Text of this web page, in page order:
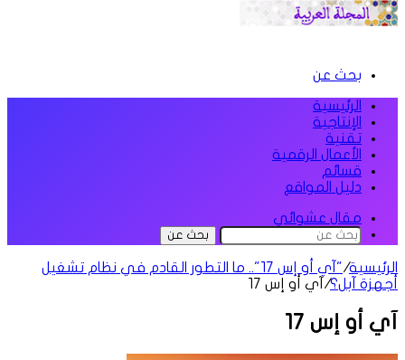
بحث عن
الرئيسية
الإنتاجية
تقنية
الأعمال الرقمية
قسائم
دليل المواقع
مقال عشوائي
بحث عن
الرئيسية/
"آي أو إس 17".. ما التطور القادم في نظام تشغيل
أجهزة آبل؟/ آي أو إس 17
آي أو إس 17